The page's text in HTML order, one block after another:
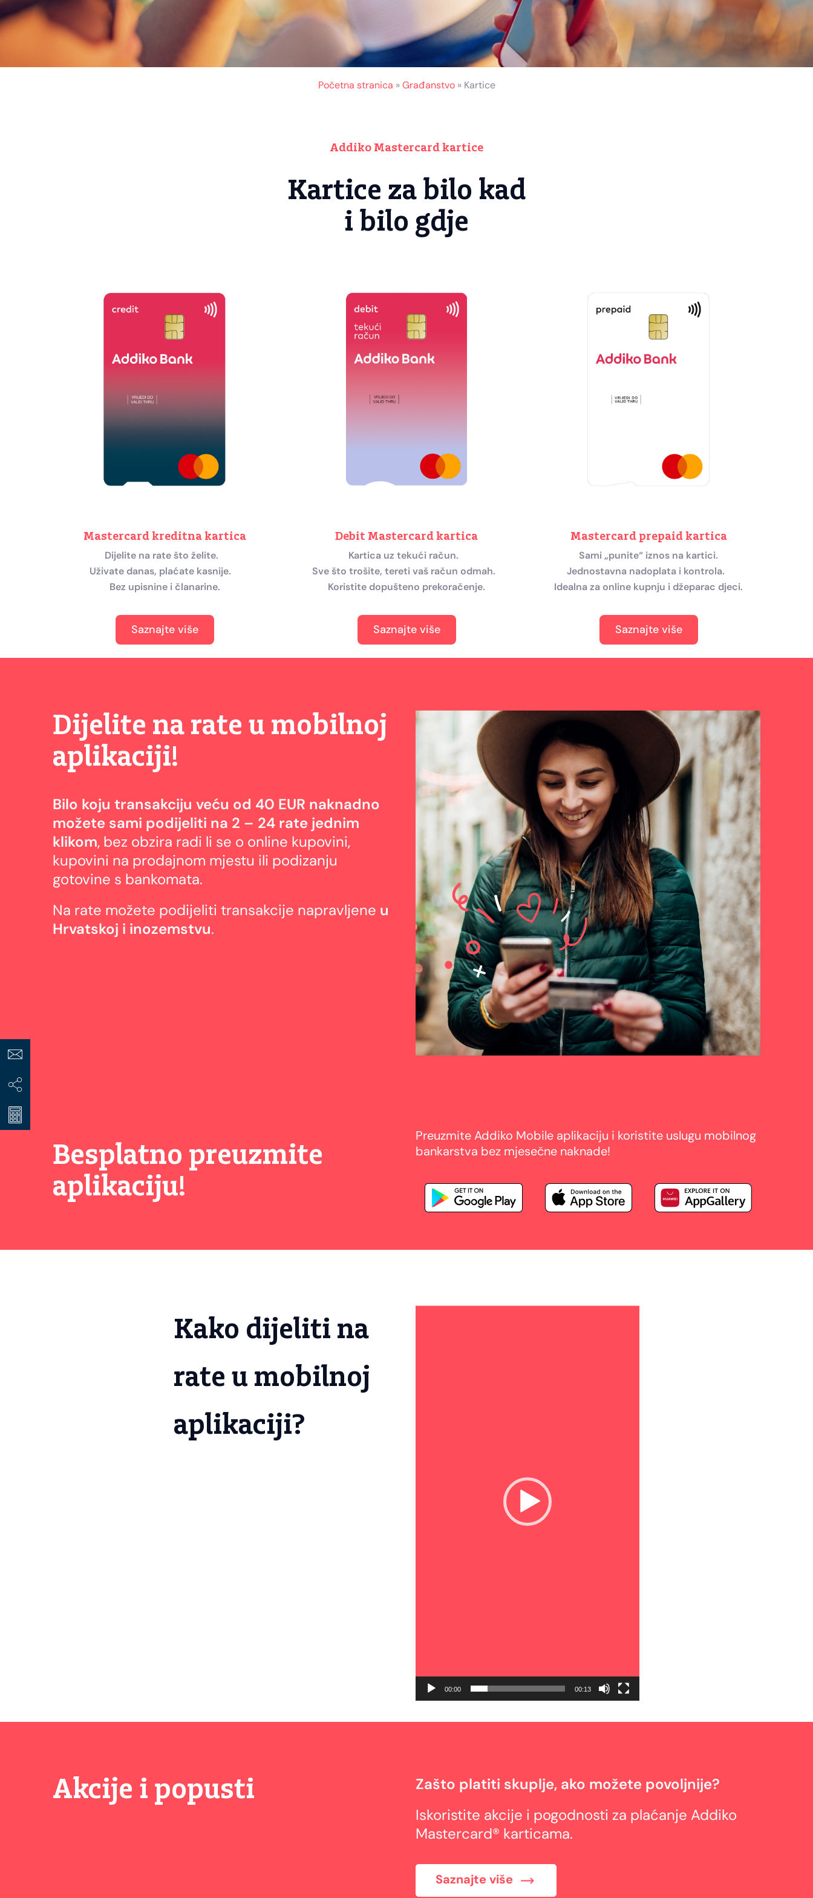
Početna stranica »Građanstvo» Kartice
Addiko Mastercard kartice
Kartice za bilo kad
i bilo gdje
Mastercard kreditna kartica
Dijelite na rate što želite.
Uživate danas, plaćate kasnije.
Bez upisnine i članarine.
Saznajte više
Debit Mastercard kartica
Kartica uz tekući račun.
Sve što trošite, tereti vaš račun odmah.
Koristite dopušteno prekoračenje.
Saznajte više
Mastercard prepaid kartica
Sami „punite“ iznos na kartici.
Jednostavna nadoplata i kontrola.
Idealna za online kupnju i džeparac djeci.
Saznajte više
Dijelite na rate u mobilnoj
aplikaciji!
Bilo koju transakciju veću od 40 EUR naknadno
možete sami podijeliti na 2 – 24 rate jednim
klikom, bez obzira radi li se o online kupovini,
kupovini na prodajnom mjestu ili podizanju
gotovine s bankomata.
Na rate možete podijeliti transakcije napravljene u
Hrvatskoj i inozemstvu.
Besplatno preuzmite
aplikaciju!
Preuzmite Addiko Mobile aplikaciju i koristite uslugu mobilnog
bankarstva bez mjesečne naknade!
Kako dijeliti na
rate u mobilnoj
aplikaciji?
Reproduktor
00:00 00:13
Akcije i popusti
Zašto platiti skuplje, ako možete povoljnije?
Iskoristite akcije i pogodnosti za plaćanje Addiko
Mastercard® karticama.
Saznajte više